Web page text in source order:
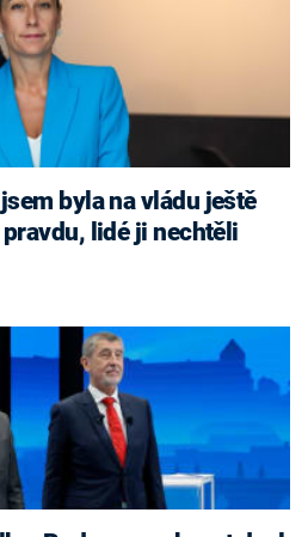
byla na vládu ještě
lidé ji nechtěli